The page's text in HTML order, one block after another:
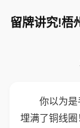
留牌讲究!梧
你以为
埋满了铜线